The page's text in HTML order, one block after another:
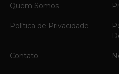
Quem Somos
Política de Privacidade
Contato